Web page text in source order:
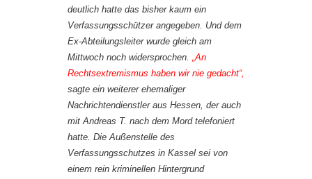
deutlich hatte das bisher kaum ein
Verfassungsschützer angegeben. Und dem
Ex-Abteilungsleiter wurde gleich am
Mittwoch noch widersprochen. „An
Rechtsextremismus haben wir nie gedacht“,
sagte ein weiterer ehemaliger
Nachrichtendienstler aus Hessen, der auch
mit Andreas T. nach dem Mord telefoniert
hatte. Die Außenstelle des
Verfassungsschutzes in Kassel sei von
einem rein kriminellen Hintergrund